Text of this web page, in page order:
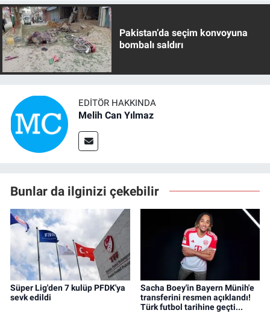
Pakistan’da seçim konvoyuna
bombalı saldırı
EDITÖR HAKKINDA
Melih Can Yılmaz
Bunlar da ilginizi çekebilir
Süper Lig'den 7 kulüp PFDK'ya
sevk edildi
Sacha Boey'in Bayern Münih'e
transferini resmen açıklandı!
Türk futbol tarihine geçti...